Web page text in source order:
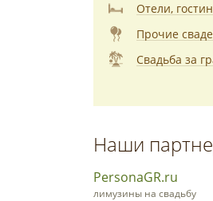
Отели,
Прочие
Свадьба за
Наши
PersonaGR.ru
лимузины на свадьбу